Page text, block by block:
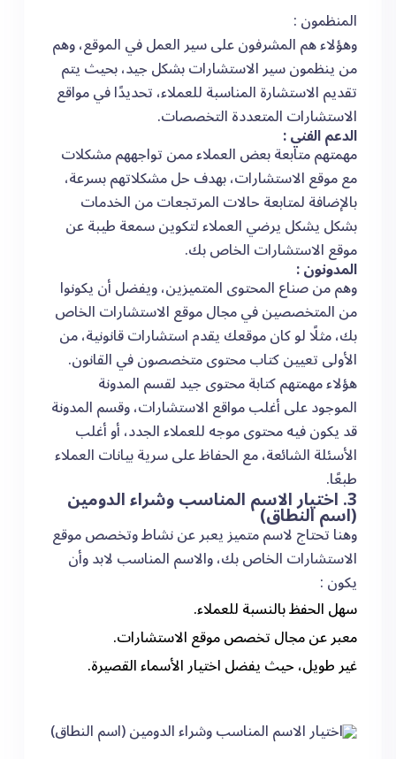
المنظمون :
وهؤلاء هم المشرفون على سير العمل في الموقع، وهم
من ينظمون سير الاستشارات بشكل جيد، بحيث يتم
تقديم الاستشارة المناسبة للعملاء، تحديدًا في مواقع
الاستشارات المتعددة التخصصات.
الدعم الفني :
مهمتهم متابعة بعض العملاء ممن تواجههم مشكلات
مع موقع الاستشارات، بهدف حل مشكلاتهم بسرعة،
بالإضافة لمتابعة حالات المرتجعات من الخدمات
بشكل يشكل يرضي العملاء لتكوين سمعة طيبة عن
موقع الاستشارات الخاص بك.
المدونون :
وهم من صناع المحتوى المتميزين، ويفضل أن يكونوا
من المتخصصين في مجال موقع الاستشارات الخاص
بك، مثلًا لو كان موقعك يقدم استشارات قانونية، من
الأولى تعيين كتاب محتوى متخصصون في القانون.
هؤلاء مهمتهم كتابة محتوى جيد لقسم المدونة
الموجود على أغلب مواقع الاستشارات، وقسم المدونة
قد يكون فيه محتوى موجه للعملاء الجدد، أو أغلب
الأسئلة الشائعة، مع الحفاظ على سرية بيانات العملاء
طبعًا.
3. اختيار الاسم المناسب وشراء الدومين
(اسم النطاق)
وهنا تحتاج لاسم متميز يعبر عن نشاط وتخصص موقع
الاستشارات الخاص بك، والاسم المناسب لابد وأن
يكون :
سهل الحفظ بالنسبة للعملاء.
معبر عن مجال تخصص موقع الاستشارات.
غير طويل، حيث يفضل اختيار الأسماء القصيرة.